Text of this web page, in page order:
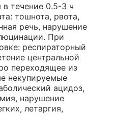
в течение 0.5-3 ч
тошнота, рвота,
речь, нарушение
При
респираторный
центральной
переходящее из
некупируемые
ацидоз,
нарушение
летаргия,